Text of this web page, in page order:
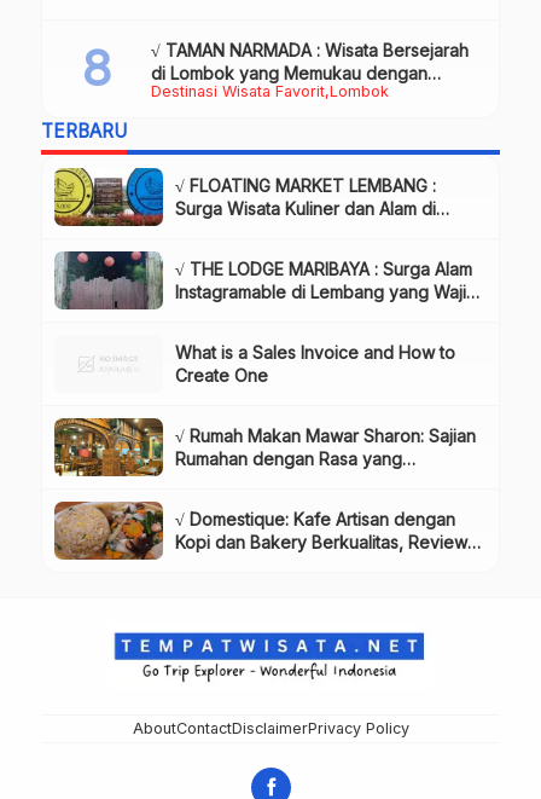
Destinasi Wisata Favorit Lombok
√ TAMAN NARMADA : Wisata Bersejarah
di Lombok yang Memukau dengan
Keindahan Alam & Budaya
TERBARU
√ FLOATING MARKET LEMBANG :
Surga Wisata Kuliner dan Alam di
√ THE LODGE MARIBAYA : Surga Alam
Instagramable di Lembang yang Wajib
What is a Sales Invoice and How to
Create One
√ Rumah Makan Mawar Sharon: Sajian
Rumahan dengan Rasa yang
√ Domestique: Kafe Artisan dengan
Kopi dan Bakery Berkualitas, Review
AboutContactDisclaimerPrivacy Policy